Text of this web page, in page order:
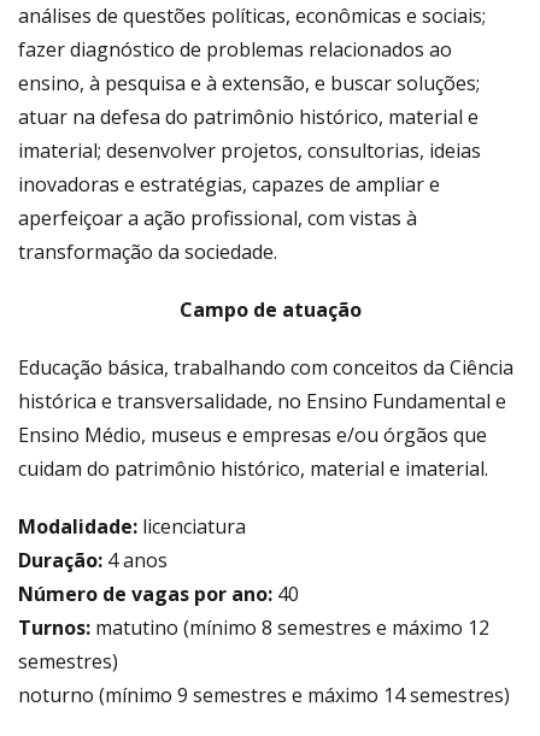
análises de questões políticas, econômicas e sociais;
fazer diagnóstico de problemas relacionados ao
ensino, à pesquisa e à extensão, e buscar soluções;
atuar na defesa do patrimônio histórico, material e
imaterial; desenvolver projetos, consultorias, ideias
inovadoras e estratégias, capazes de ampliar e
aperfeiçoar a ação profissional, com vistas à
transformação da sociedade.
Campo de atuação
Educação básica, trabalhando com conceitos da Ciência
histórica e transversalidade, no Ensino Fundamental e
Ensino Médio, museus e empresas e/ou órgãos que
cuidam do patrimônio histórico, material e imaterial.
Modalidade: licenciatura
Duração: 4 anos
Número de vagas por ano: 40
Turnos: matutino (mínimo 8 semestres e máximo 12
semestres)
noturno (mínimo 9 semestres e máximo 14 semestres)